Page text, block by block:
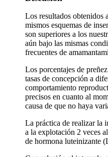
Los resultados obtenidos
mismos esquemas de
son superiores a los
aún bajo las mismas
frecuentes de
Los porcentajes de
tasas de concepción a
comportamiento
precisos en cuanto al
causa de que no haya
La práctica de realizar la
a la explotación 2 veces
de hormona luteinizante